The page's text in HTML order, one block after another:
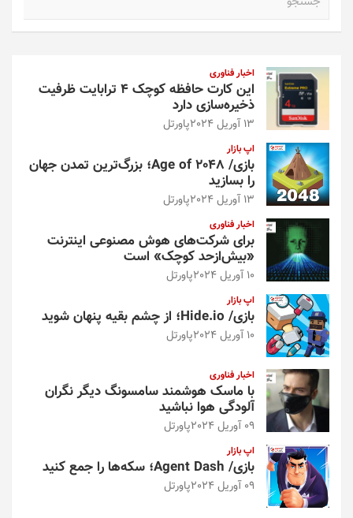
اخبار فناوری
این کارت حافظه کوچک ۴ ترابایت ظرفیت
ذخیره‌سازی دارد
13 آوریل 2024 پاورتل
اپ بازار
بازی/ Age of 2048؛ بزرگ‌ترین تمدن جهان
را بسازید
13 آوریل 2024 پاورتل
اخبار فناوری
برای شرکت‌های هوش مصنوعی اینترنت
«بیش‌از‌حد کوچک» است
10 آوریل 2024 پاورتل
اپ بازار
بازی/ Hide.io؛ از چشم بقیه پنهان شوید
10 آوریل 2024 پاورتل
اخبار فناوری
با ماسک هوشمند سامسونگ دیگر نگران
آلودگی هوا نباشید
09 آوریل 2024 پاورتل
اپ بازار
بازی/ Agent Dash؛ سکه‌ها را جمع کنید
09 آوریل 2024 پاورتل